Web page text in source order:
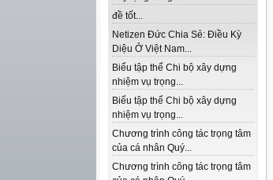
đề tốt...
Netizen Đức Chia Sẻ: Điều Kỳ
Diệu Ở Việt Nam...
Biểu tập thể Chi bộ xây dựng
nhiệm vụ trọng...
Biểu tập thể Chi bộ xây dựng
nhiệm vụ trọng...
Chương trình công tác trọng tâm
của cá nhân Quý...
Chương trình công tác trọng tâm